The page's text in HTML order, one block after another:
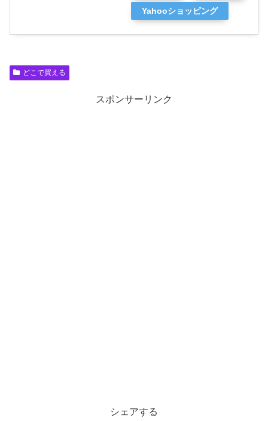
Yahooショッピング
どこで買える
スポンサーリンク
シェアする